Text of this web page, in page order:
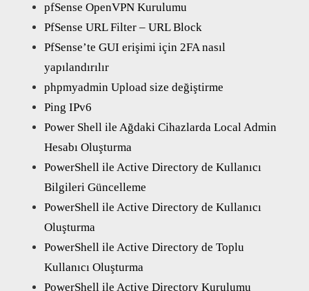
pfSense OpenVPN Kurulumu
PfSense URL Filter – URL Block
PfSense’te GUI erişimi için 2FA nasıl
yapılandırılır
phpmyadmin Upload size değiştirme
Ping IPv6
Power Shell ile Ağdaki Cihazlarda Local Admin
Hesabı Oluşturma
PowerShell ile Active Directory de Kullanıcı
Bilgileri Güncelleme
PowerShell ile Active Directory de Kullanıcı
Oluşturma
PowerShell ile Active Directory de Toplu
Kullanıcı Oluşturma
PowerShell ile Active Directory Kurulumu